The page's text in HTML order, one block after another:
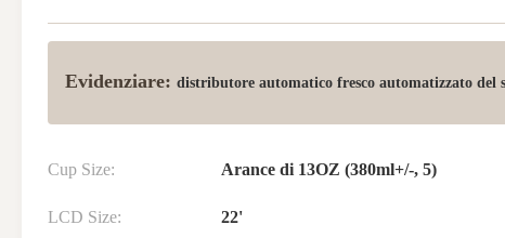
Evidenziare: distributore automatico fresco automatizzato del
Cup Size: Arance di 13OZ (380ml+/-, 5)
LCD Size: 22'